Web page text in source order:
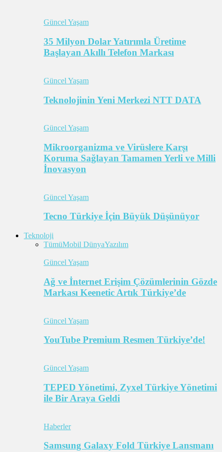
Güncel Yaşam
35 Milyon Dolar Yatırımla Üretime
Başlayan Akıllı Telefon Markası
Güncel Yaşam
Teknolojinin Yeni Merkezi NTT DATA
Güncel Yaşam
Mikroorganizma ve Virüslere Karşı
Koruma Sağlayan Tamamen Yerli ve Milli
İnovasyon
Güncel Yaşam
Tecno Türkiye İçin Büyük Düşünüyor
Teknoloji
TümüMobil DünyaYazılım
Güncel Yaşam
Ağ ve İnternet Erişim Çözümlerinin Gözde
Markası Keenetic Artık Türkiye’de
Güncel Yaşam
YouTube Premium Resmen Türkiye’de!
Güncel Yaşam
TEPED Yönetimi, Zyxel Türkiye Yönetimi
ile Bir Araya Geldi
Haberler
Samsung Galaxy Fold Türkiye Lansmanı